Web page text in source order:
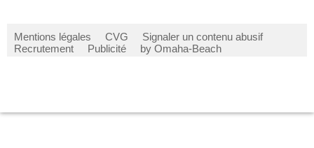
Mentions légales CVG
Signaler un contenu abusif
Recrutement
Publicité by Omaha-Beach